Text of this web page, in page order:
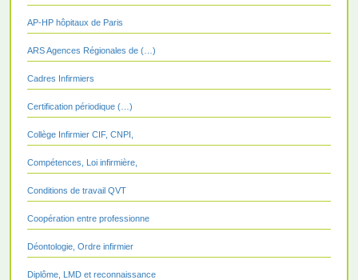
AP-HP hôpitaux de Paris
ARS Agences Régionales de (…)
Cadres Infirmiers
Certification périodique (…)
Collège Infirmier CIF, CNPI,
Compétences, Loi infirmière,
Conditions de travail QVT
Coopération entre professionne
Déontologie, Ordre infirmier
Diplôme, LMD et reconnaissance